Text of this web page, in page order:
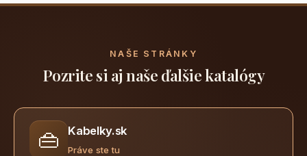
NAŠE STRÁNKY
Pozrite si aj naše ďalšie katalógy
👜 Kabelky.sk
Práve ste tu